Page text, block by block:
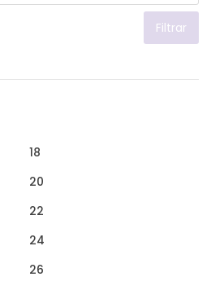
Filtrar
18
20
22
24
26